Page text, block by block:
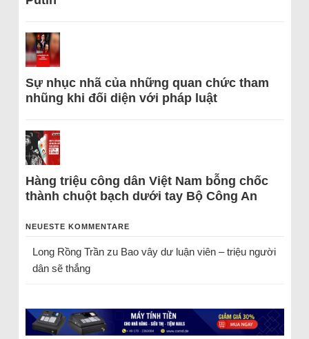
Sự nhục nhã của những quan chức tham
nhũng khi đối diện với pháp luật
Hàng triệu công dân Việt Nam bỗng chốc
thành chuột bạch dưới tay Bộ Công An
NEUESTE KOMMENTARE
Long Rồng Trầnzu Bao vây dư luận viên – triệu người
dân sẽ thắng